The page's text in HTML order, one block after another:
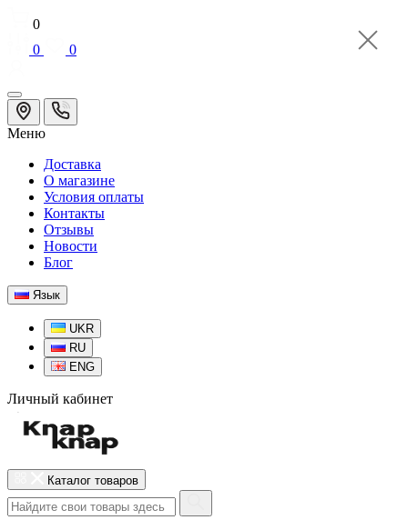
0
0
0
Меню
Доставка
О магазине
Условия оплаты
Контакты
Отзывы
Новости
Блог
Язык
UKR
RU
ENG
Личный кабинет
Каталог товаров